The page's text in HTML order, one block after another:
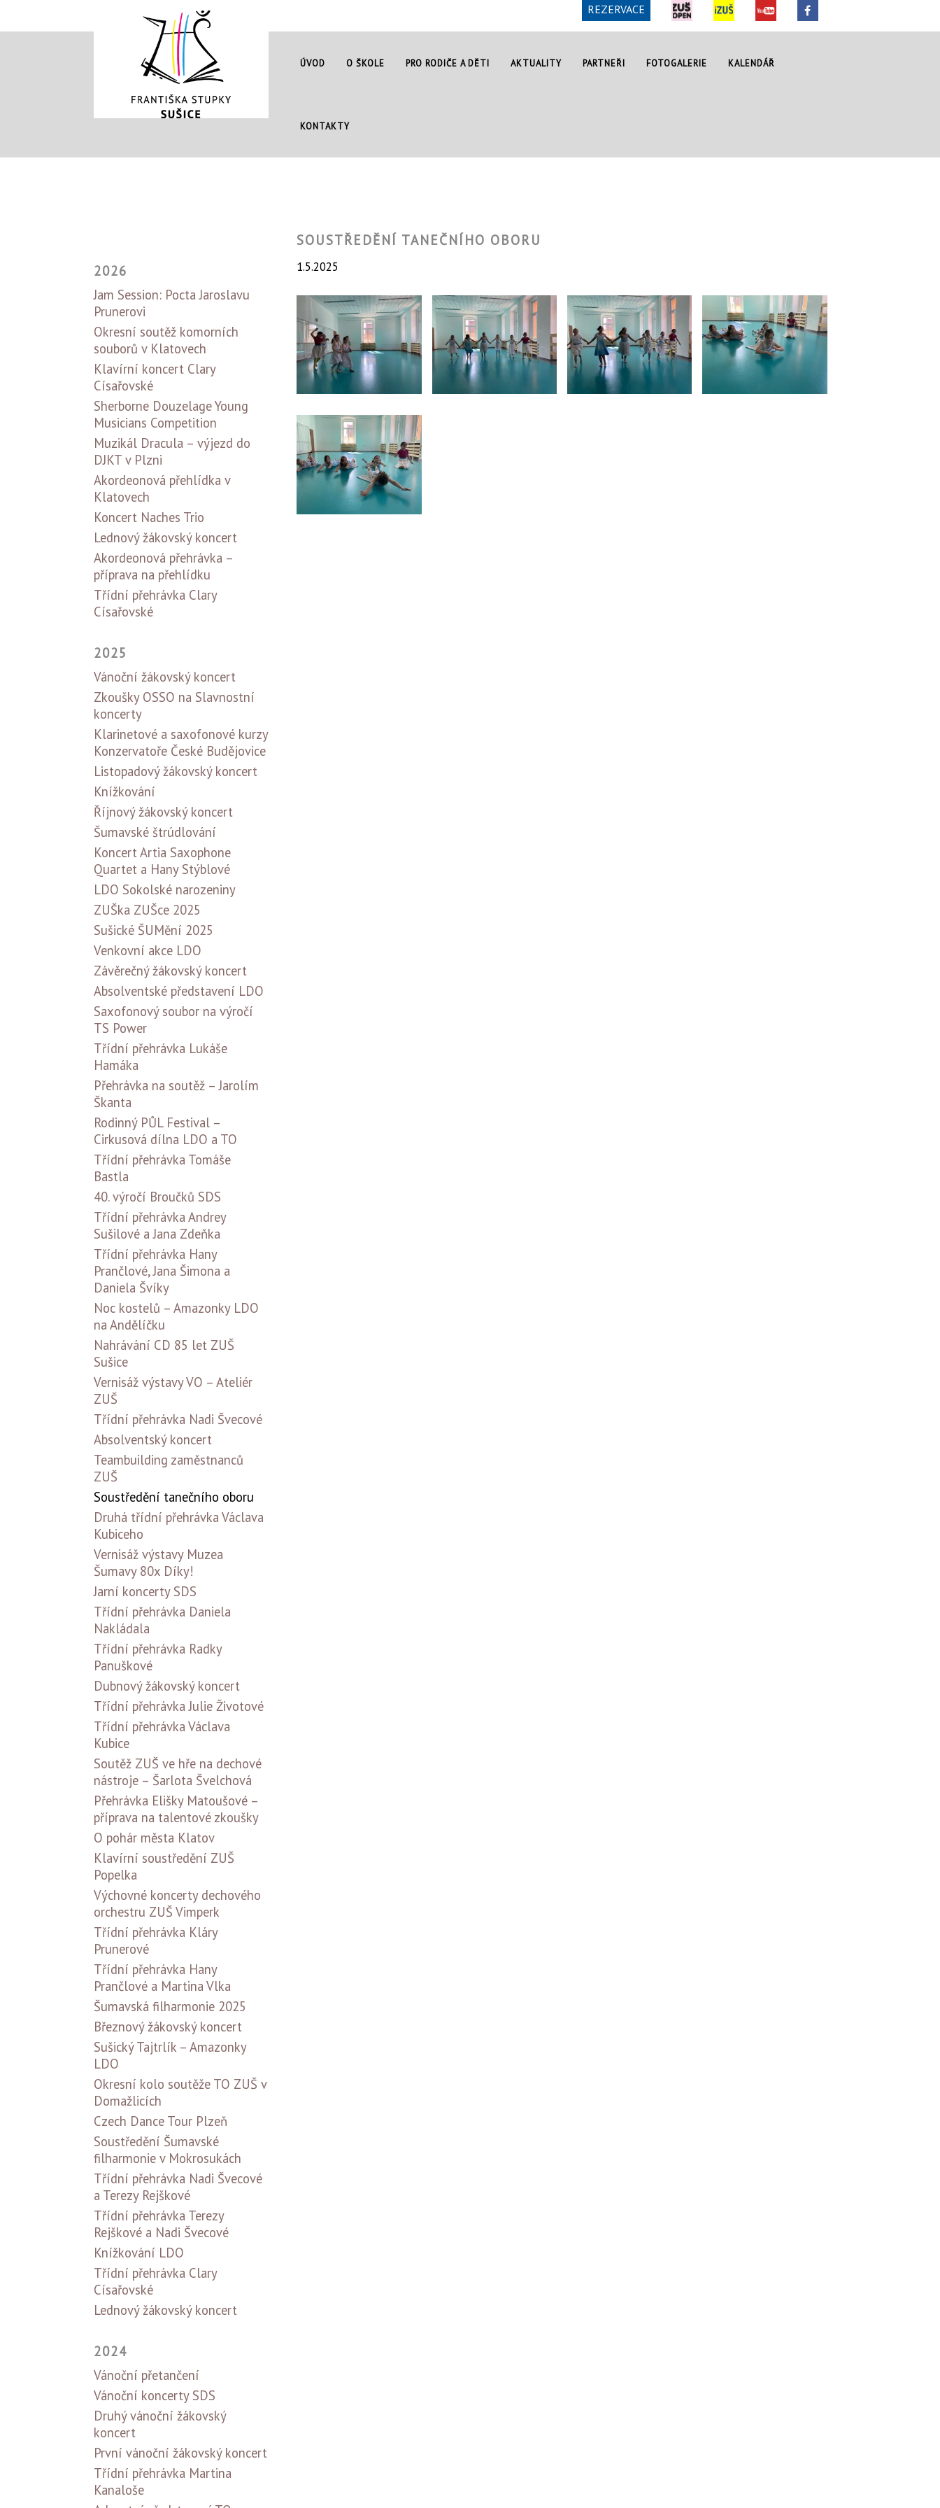
REZERVACE
ÚVOD O ŠKOLE PRO RODIČE A DĚTI AKTUALITY PARTNEŘI FOTOGALERIE KALENDÁŘ
KONTAKTY
SOUSTŘEDĚNÍ TANEČNÍHO OBORU
1.5.2025
2026
Jam Session: Pocta Jaroslavu
Prunerovi
Okresní soutěž komorních
souborů v Klatovech
Klavírní koncert Clary
Císařovské
Sherborne Douzelage Young
Musicians Competition
Muzikál Dracula – výjezd do
DJKT v Plzni
Akordeonová přehlídka v
Klatovech
Koncert Naches Trio
Lednový žákovský koncert
Akordeonová přehrávka –
příprava na přehlídku
Třídní přehrávka Clary
Císařovské
2025
Vánoční žákovský koncert
Zkoušky OSSO na Slavnostní
koncerty
Klarinetové a saxofonové kurzy
Konzervatoře České Budějovice
Listopadový žákovský koncert
Knížkování
Říjnový žákovský koncert
Šumavské štrúdlování
Koncert Artia Saxophone
Quartet a Hany Stýblové
LDO Sokolské narozeniny
ZUŠka ZUŠce 2025
Sušické ŠUMění 2025
Venkovní akce LDO
Závěrečný žákovský koncert
Absolventské představení LDO
Saxofonový soubor na výročí
TS Power
Třídní přehrávka Lukáše
Hamáka
Přehrávka na soutěž – Jarolím
Škanta
Rodinný PŮL Festival –
Cirkusová dílna LDO a TO
Třídní přehrávka Tomáše
Bastla
40. výročí Broučků SDS
Třídní přehrávka Andrey
Sušilové a Jana Zdeňka
Třídní přehrávka Hany
Prančlové, Jana Šimona a
Daniela Švíky
Noc kostelů – Amazonky LDO
na Andělíčku
Nahrávání CD 85 let ZUŠ
Sušice
Vernisáž výstavy VO – Ateliér
ZUŠ
Třídní přehrávka Nadi Švecové
Absolventský koncert
Teambuilding zaměstnanců
ZUŠ
Soustředění tanečního oboru
Druhá třídní přehrávka Václava
Kubiceho
Vernisáž výstavy Muzea
Šumavy 80x Díky!
Jarní koncerty SDS
Třídní přehrávka Daniela
Nakládala
Třídní přehrávka Radky
Panuškové
Dubnový žákovský koncert
Třídní přehrávka Julie Životové
Třídní přehrávka Václava
Kubice
Soutěž ZUŠ ve hře na dechové
nástroje – Šarlota Švelchová
Přehrávka Elišky Matoušové –
příprava na talentové zkoušky
O pohár města Klatov
Klavírní soustředění ZUŠ
Popelka
Výchovné koncerty dechového
orchestru ZUŠ Vimperk
Třídní přehrávka Kláry
Prunerové
Třídní přehrávka Hany
Prančlové a Martina Vlka
Šumavská filharmonie 2025
Březnový žákovský koncert
Sušický Tajtrlík – Amazonky
LDO
Okresní kolo soutěže TO ZUŠ v
Domažlicích
Czech Dance Tour Plzeň
Soustředění Šumavské
filharmonie v Mokrosukách
Třídní přehrávka Nadi Švecové
a Terezy Rejškové
Třídní přehrávka Terezy
Rejškové a Nadi Švecové
Knížkování LDO
Třídní přehrávka Clary
Císařovské
Lednový žákovský koncert
2024
Vánoční přetančení
Vánoční koncerty SDS
Druhý vánoční žákovský
koncert
První vánoční žákovský koncert
Třídní přehrávka Martina
Kanaloše